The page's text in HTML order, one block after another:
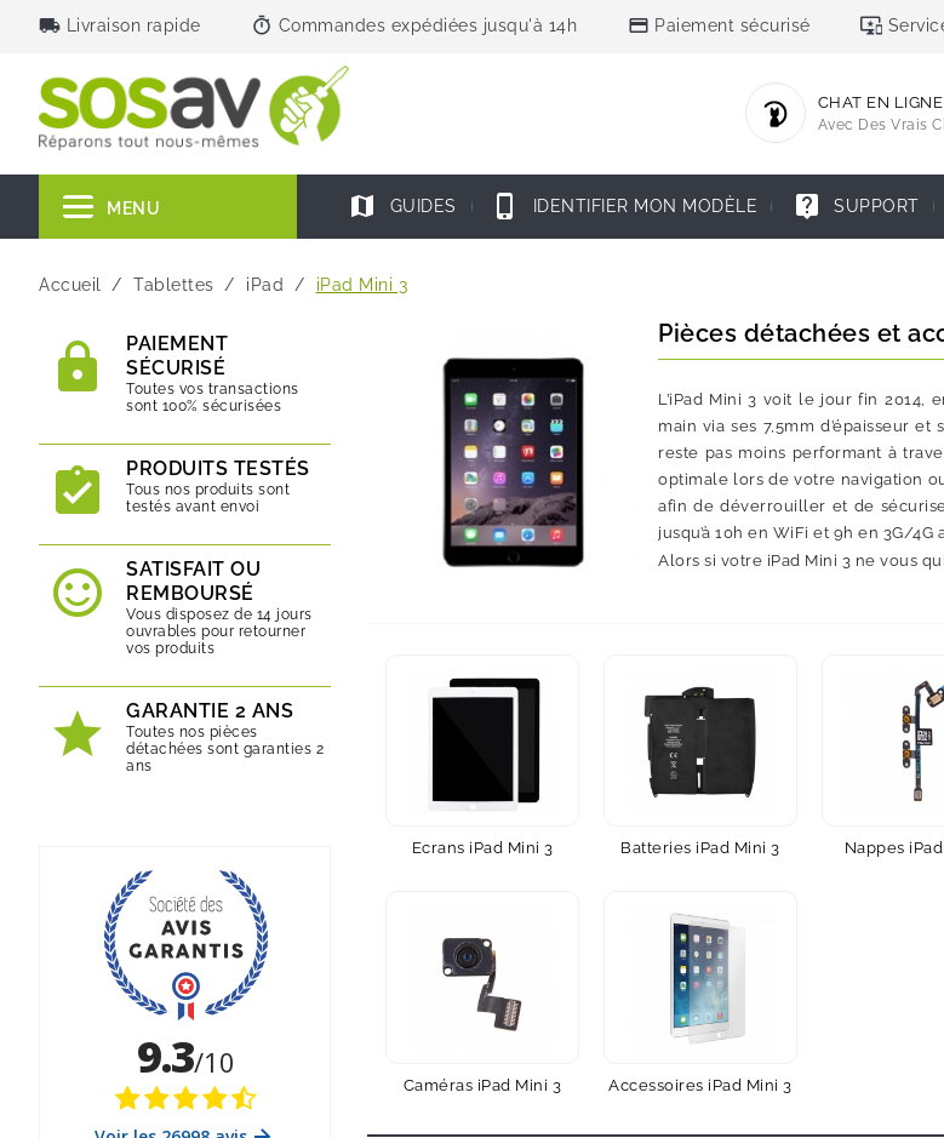
local_shipping Livraison rapide timer Commandes expédiées jusqu'à 14h credit_card Paiement sécurisé important_devices
CHAT EN LIGNE
Avec Des Vrais
MENU map GUIDES phone_iphone IDENTIFIER MON MODÈLE live_help SUPPORT
Accueil Tablettes iPad iPad Mini 3
PAIEMENT
SÉCURISÉ
Toutes vos transactions
sont 100% sécurisées
PRODUITS TESTÉS
Tous nos produits sont
testés avant envoi
SATISFAIT OU
REMBOURSÉ
Vous disposez de 14 jours
ouvrables pour retourner
vos produits
GARANTIE 2 ANS
Toutes nos pièces
détachées sont garanties 2
ans
Pièces détachées et
L’iPad Mini 3 voit le jour fin
main via ses 7,5mm d’épaisseur
reste pas moins performant à
optimale lors de votre navigation
afin de déverrouiller et de
jusqu’à 10h en WiFi et 9h en 3G/
Alors si votre iPad Mini 3 ne vous
Ecrans iPad Mini 3 Batteries iPad Mini 3 Nappes
Caméras iPad Mini 3 Accessoires iPad Mini 3